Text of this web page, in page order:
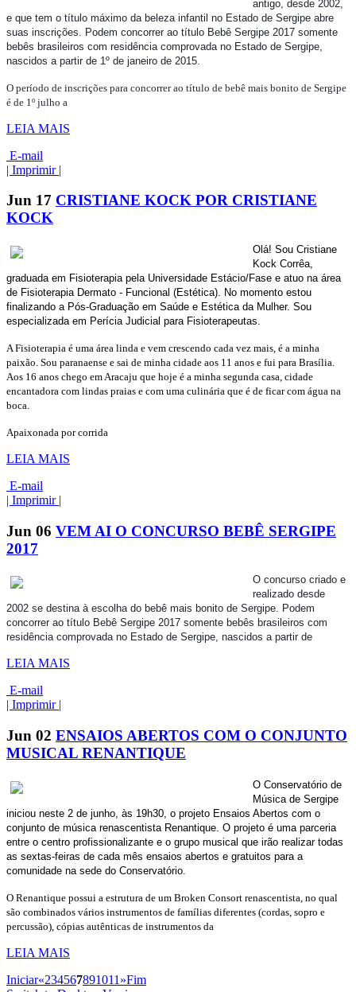
antigo, desde 2002,
e que tem o título máximo da beleza infantil no Estado de Sergipe abre
suas inscrições. Podem concorrer ao título Bebê Sergipe 2017 somente
bebês brasileiros com residência comprovada no Estado de Sergipe,
nascidos a partir de 1º de janeiro de 2015.
O período de inscrições para concorrer ao título de bebê mais bonito de Sergipe
é de 1º julho a
LEIA MAIS
E-mail
| Imprimir |
Jun 17 CRISTIANE KOCK POR CRISTIANE
KOCK
Olá! Sou Cristiane
Kock Corrêa,
graduada em Fisioterapia pela Universidade Estácio/Fase e atuo na área
de Fisioterapia Dermato - Funcional (Estética). No momento estou
finalizando a Pós-Graduação em Saúde e Estética da Mulher. Sou
especializada em Perícia Judicial para Fisioterapeutas.
A Fisioterapia é uma área linda e vem crescendo cada vez mais, é a minha
paixão. Sou paranaense e sai de minha cidade aos 11 anos e fui para Brasília.
Aos 16 anos chego em Aracaju que hoje é a minha segunda casa, cidade
encantadora com lindas praias e com uma culinária que é de ficar com água na
boca.
Apaixonada por corrida
LEIA MAIS
E-mail
| Imprimir |
Jun 06 VEM AI O CONCURSO BEBÊ SERGIPE
2017
O concurso criado e
realizado desde
2002 se destina à escolha do bebê mais bonito de Sergipe. Podem
concorrer ao título Bebê Sergipe 2017 somente bebês brasileiros com
residência comprovada no Estado de Sergipe, nascidos a partir de
LEIA MAIS
E-mail
| Imprimir |
Jun 02 ENSAIOS ABERTOS COM O CONJUNTO
MUSICAL RENANTIQUE
O Conservatório de
Música de Sergipe
iniciou neste 2 de junho, às 19h30, o projeto Ensaios Abertos com o
conjunto de música renascentista Renantique. O projeto é uma parceria
entre o centro profissionalizante e o grupo musical que irão realizar todas
as sextas-feiras de cada mês ensaios abertos e gratuitos para a
comunidade na sede do Conservatório.
O Renantique possui a estrutura de um Broken Consort renascentista, no qual
são combinados vários instrumentos de famílias diferentes (cordas, sopro e
percussão), cópias autênticas de instrumentos da
LEIA MAIS
Iniciar«234567891011 »Fim